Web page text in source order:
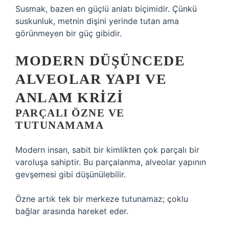
Susmak, bazen en güçlü anlatı biçimidir. Çünkü
suskunluk, metnin dişini yerinde tutan ama
görünmeyen bir güç gibidir.
MODERN DÜŞÜNCEDE
ALVEOLAR YAPI VE
ANLAM KRIZI
PARÇALI ÖZNE VE
TUTUNAMAMA
Modern insan, sabit bir kimlikten çok parçalı bir
varoluşa sahiptir. Bu parçalanma, alveolar yapının
gevşemesi gibi düşünülebilir.
Özne artık tek bir merkeze tutunamaz; çoklu
bağlar arasında hareket eder.